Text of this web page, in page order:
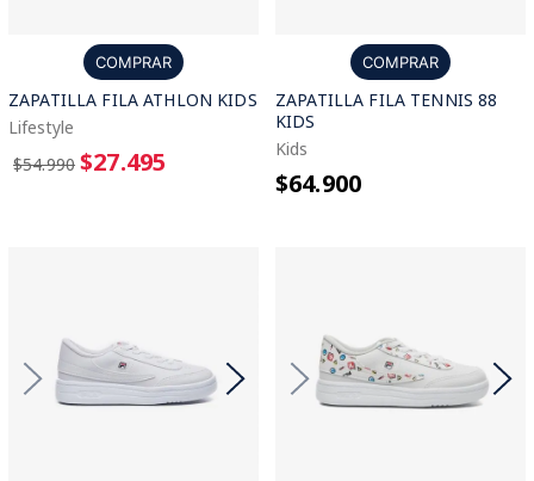
COMPRAR
ZAPATILLA FILA ATHLON KIDS
Lifestyle
$54.990 $27.495
COMPRAR
ZAPATILLA FILA TENNIS 88
KIDS
Kids
$64.900